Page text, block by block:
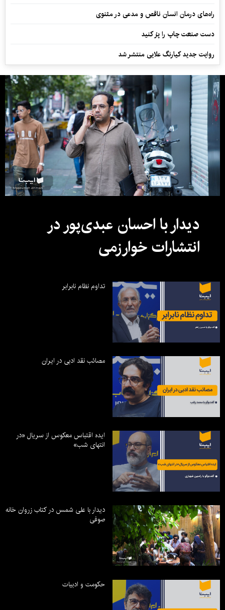
راه‌های درمان انسان ناقص و مدعی در مثنوی
دست صنعت چاپ را پرُ کنید
روایت جدید کیارنگ علایی منتشر شد
دیدار با احسان عبدی‌پور در
انتشارات خوارزمی
تداوم نظام نابرابر
مصائب نقد ادبی در ایران
ایده اقتباس معکوس از سریال «در
انتهای شب»
دیدار با علی شمس در کتاب زروان خانه
صوفی
حکومت و ادبیات